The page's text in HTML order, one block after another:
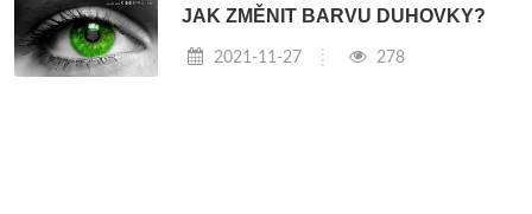
JAK ZMĚNIT BARVU DUHOVKY?
2021-11-27 278